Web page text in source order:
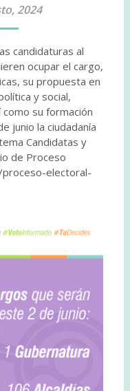
2024
candidaturas al
ocupar el cargo,
su propuesta en
y social,
su formación
junio la ciudadanía
Candidatas y
de Proceso
electoral-